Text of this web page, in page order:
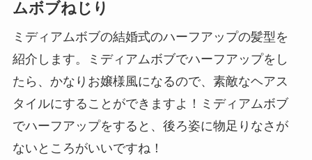
ムボブねじり
ミディアムボブの結婚式のハーフアップの髪型を
紹介します。ミディアムボブでハーフアップをし
たら、かなりお嬢様風になるので、素敵なヘアス
タイルにすることができますよ！ミディアムボブ
でハーフアップをすると、後ろ姿に物足りなさが
ないところがいいですね！